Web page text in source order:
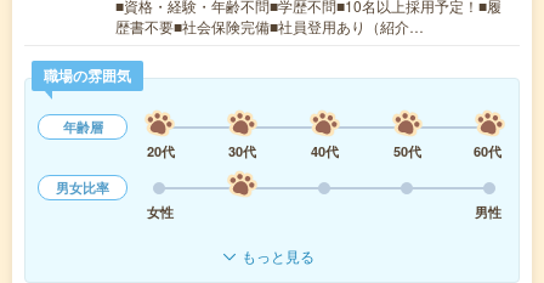
■資格・経験・年齢不問■学歴不問■10名以上採用予定！■履
歴書不要■社会保険完備■社員登用あり（紹介…
職場の雰囲気
年齢層
20代
30代 40代 50代
60代
男女比率
女性
男性
もっと見る